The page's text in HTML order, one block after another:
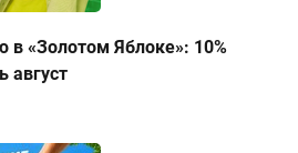
в «Золотом Яблоке»: 10%
август